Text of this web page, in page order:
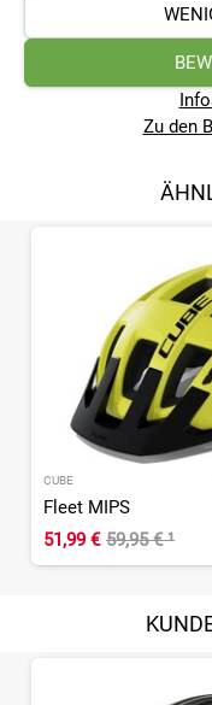
Zu den
CUBE
Fleet MIPS
51,99 € 59,95 €¹